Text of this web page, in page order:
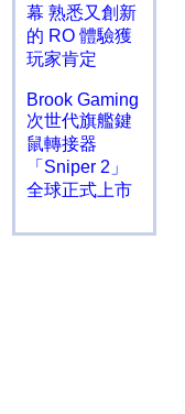
幕 熟悉又創新
的 RO 體驗獲
玩家肯定
Brook Gaming
次世代旗艦鍵
鼠轉接器
「Sniper 2」
全球正式上市